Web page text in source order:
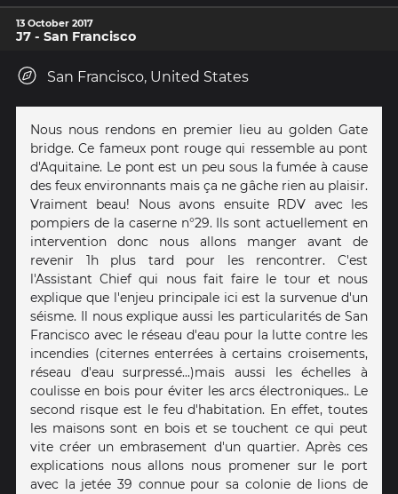
13 October 2017
J7 - San Francisco
San Francisco, United States
Nous nous rendons en premier lieu au golden Gate
bridge. Ce fameux pont rouge qui ressemble au pont
d'Aquitaine. Le pont est un peu sous la fumée à cause
des feux environnants mais ça ne gâche rien au plaisir.
Vraiment beau! Nous avons ensuite RDV avec les
pompiers de la caserne n°29. Ils sont actuellement en
intervention donc nous allons manger avant de
revenir 1h plus tard pour les rencontrer. C'est
l'Assistant Chief qui nous fait faire le tour et nous
explique que l'enjeu principale ici est la survenue d'un
séisme. Il nous explique aussi les particularités de San
Francisco avec le réseau d'eau pour la lutte contre les
incendies (citernes enterrées à certains croisements,
réseau d'eau surpressé...)mais aussi les échelles à
coulisse en bois pour éviter les arcs électroniques.. Le
second risque est le feu d'habitation. En effet, toutes
les maisons sont en bois et se touchent ce qui peut
vite créer un embrasement d'un quartier. Après ces
explications nous allons nous promener sur le port
avec la jetée 39 connue pour sa colonie de lions de